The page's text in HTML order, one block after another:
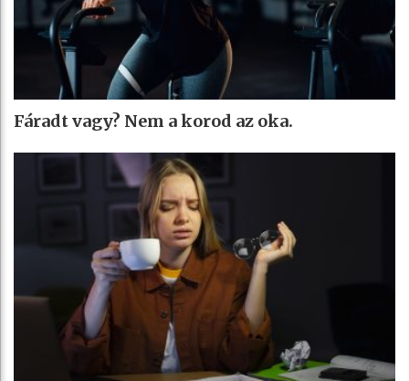
Fáradt vagy? Nem a korod az oka.